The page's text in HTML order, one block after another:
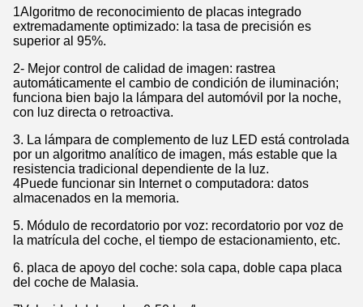
1Algoritmo de reconocimiento de placas integrado
extremadamente optimizado: la tasa de precisión es
superior al 95%.
2- Mejor control de calidad de imagen: rastrea
automáticamente el cambio de condición de iluminación;
funciona bien bajo la lámpara del automóvil por la noche,
con luz directa o retroactiva.
3. La lámpara de complemento de luz LED está controlada
por un algoritmo analítico de imagen, más estable que la
resistencia tradicional dependiente de la luz.
4Puede funcionar sin Internet o computadora: datos
almacenados en la memoria.
5. Módulo de recordatorio por voz: recordatorio por voz de
la matrícula del coche, el tiempo de estacionamiento, etc.
6. placa de apoyo del coche: sola capa, doble capa placa
del coche de Malasia.